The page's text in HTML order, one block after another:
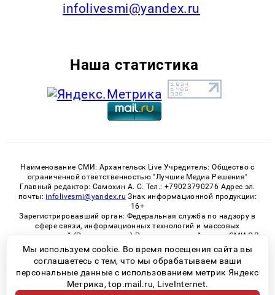
infolivesmi@yandex.ru
Наша статистика
Наименование СМИ: Архангельск Live Учредитель: Общество с
ограниченной ответственностью "Лучшие Медиа Решения"
Главный редактор: Самохин А. С. Тел.: +79023790276 Адрес эл.
почты: infolivesmi@yandex.ru Знак информационной продукции:
16+
Зарегистрировавший орган: Федеральная служба по надзору в
сфере связи, информационных технологий и массовых
коммуникаций (Роскомнадзор) Регистрационный номер СМИ ЭЛ
№ ФС 77 - 82533 от 21.01.2022
© 2026 «Архангельск Live» | Все права защищены
Мы используем cookie. Во время посещения сайта вы
соглашаетесь с тем, что мы обрабатываем ваши
персональные данные с использованием метрик Яндекс
Метрика, top.mail.ru, LiveInternet.